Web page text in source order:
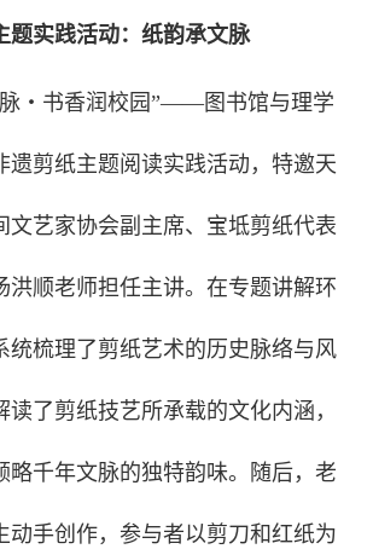
题实践活动：纸韵承文脉
・书香润校园”——图书馆与理学
遗剪纸主题阅读实践活动，特邀天
文艺家协会副主席、宝坻剪纸代表
洪顺老师担任主讲。在专题讲解环
统梳理了剪纸艺术的历史脉络与风
读了剪纸技艺所承载的文化内涵，
略千年文脉的独特韵味。随后，老
动手创作，参与者以剪刀和红纸为